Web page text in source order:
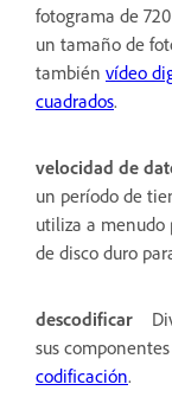
fotograma de
un tamaño de
también vídeo
cuadrados.
velocidad de
un período de
utiliza a menudo
de disco duro
descodificar
sus
codificación.